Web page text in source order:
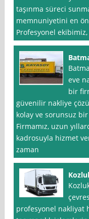
taşınma süreci
memnuniyetini en
Profesyonel
eve
bir
güvenilir nakliye
kolay ve sorunsuz
Firmamız, uzun
kadrosuyla hizmet
zaman
profesyonel nakliyat